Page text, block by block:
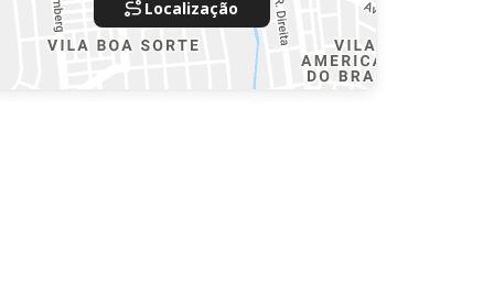
Localização